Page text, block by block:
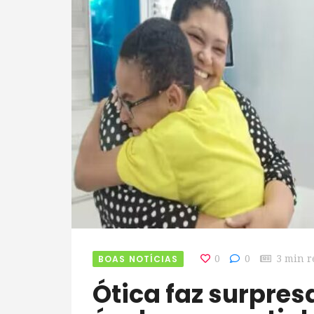
BOAS NOTÍCIAS 0 0 3 min
Ótica faz surpresa a menino que pediu